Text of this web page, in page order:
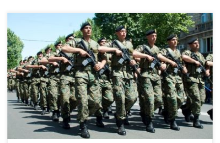
Якщо говорити про якісну складовунаступної хвилі мобілізації,
то призиватися будуть переважно офіцери й сержанти запасу
всіх військових спеціальностей – до 45 років, рядовий склад у
запасі всіх військових спеціальностей – до 40 років, а також
вищий офіцерський склад всіх військових спеціальностей – до
60 років. Українське законодавство передбачає надання
мобілізованим […]